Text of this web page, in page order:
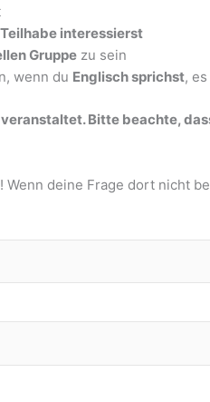
interessierst
Gruppe zu sein
wenn du Englisch sprichst,
Bitte beachte,
! Wenn deine Frage dort nicht